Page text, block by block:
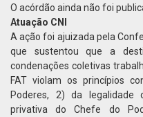
O acórdão ainda não foi
Atuação CNI
A ação foi ajuizada pela
que sustentou que a
condenações coletivas
FAT violam os princípios
Poderes, 2) da legalidade
privativa do Chefe do